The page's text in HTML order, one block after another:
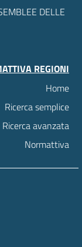
DELLE
REGIONI
Home
Ricerca semplice
Ricerca avanzata
Normattiva